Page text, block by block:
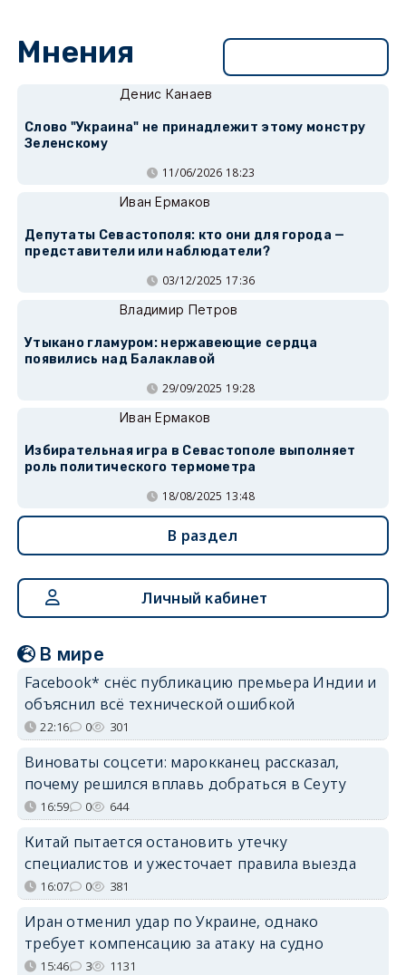
Мнения
Денис Канаев
Слово "Украина" не принадлежит этому монстру
Зеленскому
11/06/2026 18:23
Иван Ермаков
Депутаты Севастополя: кто они для города —
представители или наблюдатели?
03/12/2025 17:36
Владимир Петров
Утыкано гламуром: нержавеющие сердца
появились над Балаклавой
29/09/2025 19:28
Иван Ермаков
Избирательная игра в Севастополе выполняет
роль политического термометра
18/08/2025 13:48
В раздел
Личный кабинет
В мире
Facebook* снёс публикацию премьера Индии и
объяснил всё технической ошибкой
22:16 0 301
Виноваты соцсети: марокканец рассказал,
почему решился вплавь добраться в Сеуту
16:59 0 644
Китай пытается остановить утечку
специалистов и ужесточает правила выезда
16:07 0 381
Иран отменил удар по Украине, однако
требует компенсацию за атаку на судно
15:46 3 1131